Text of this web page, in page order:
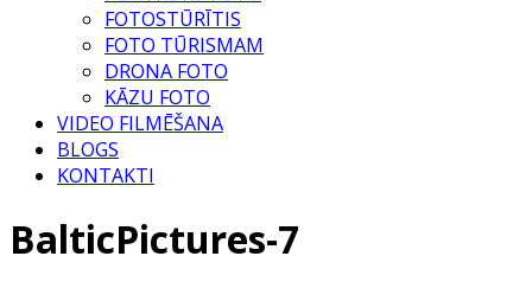
FOTOSTŪRĪTIS
FOTO TŪRISMAM
DRONA FOTO
KĀZU FOTO
VIDEO FILMĒŠANA
BLOGS
KONTAKTI
BalticPictures-7